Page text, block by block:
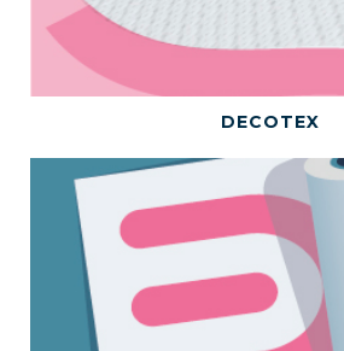
BEKIJK DIT PRODUCT
DECOTEX